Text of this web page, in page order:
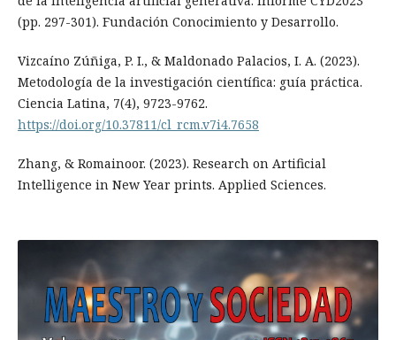
(pp. 297-301). Fundación Conocimiento y Desarrollo.
Vizcaíno Zúñiga, P. I., & Maldonado Palacios, I. A. (2023).
Metodología de la investigación científica: guía práctica.
Ciencia Latina, 7(4), 9723-9762.
https://doi.org/10.37811/cl_rcm.v7i4.7658
Zhang, & Romainoor. (2023). Research on Artificial
Intelligence in New Year prints. Applied Sciences.